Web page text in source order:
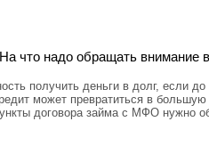
что надо обращать внимание
получить деньги в долг, если до
может превратиться в
договора займа с МФО нужно